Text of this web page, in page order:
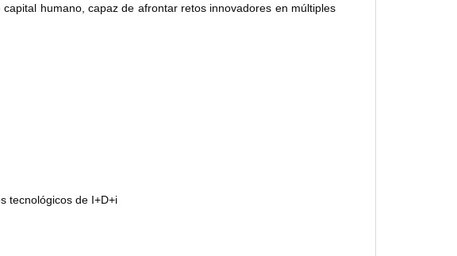
humano, capaz de afrontar retos innovadores en múltiples
tecnológicos de I+D+i